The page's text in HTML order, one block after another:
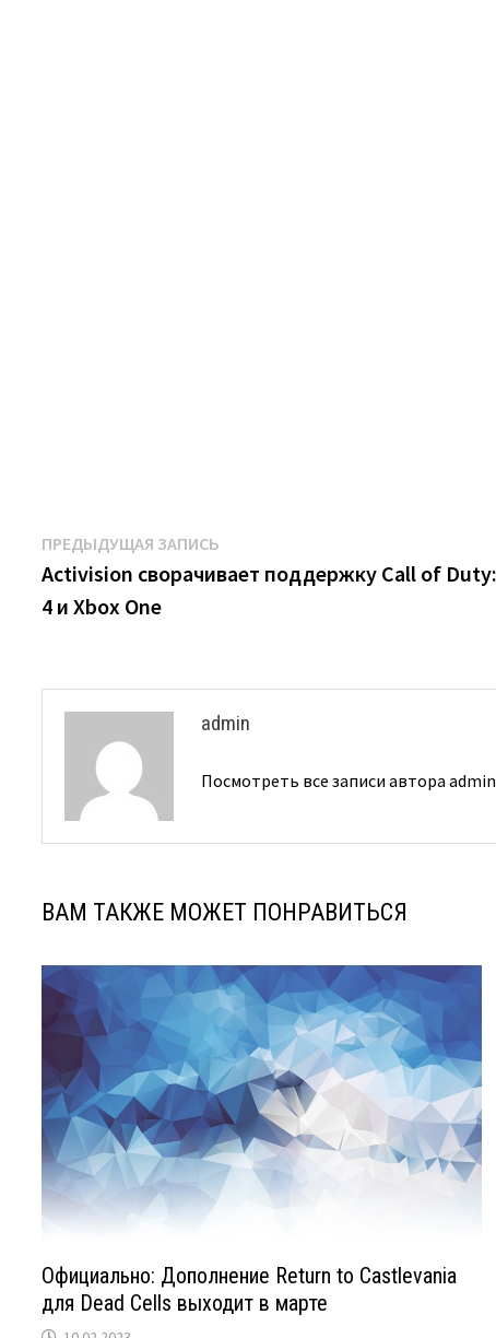
Навигация
по
ПРЕДЫДУЩАЯ ЗАПИСЬ
запись:
Activision сворачивает поддержку Call of
4 и Xbox One
admin
Посмотреть все записи автора
ВАМ ТАКЖЕ МОЖЕТ ПОНРАВИТЬСЯ
Официально: Дополнение Return to Castlevania
для Dead Cells выходит в марте